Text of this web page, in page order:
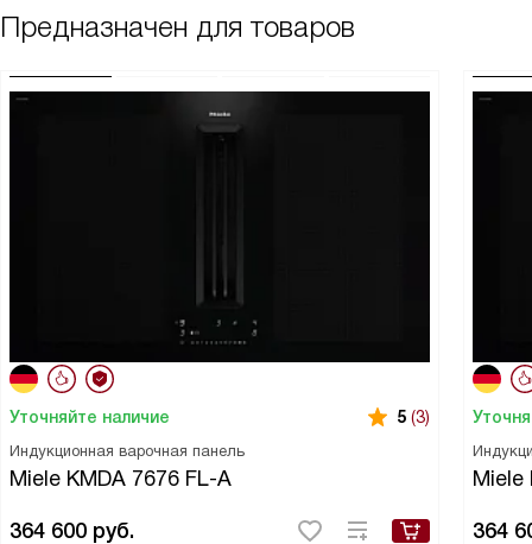
Предназначен для товаров
Уточняйте наличие 5 (3)
Индукционная варочная панель
Miele KMDA 7676 FL-A
364 600 руб.
Miele
364